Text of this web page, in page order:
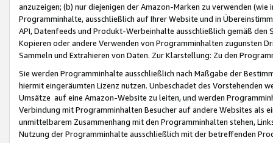
anzuzeigen; (b) nur diejenigen der Amazon-Marken zu verwenden
Programminhalte, ausschließlich auf Ihrer Website und in
API, Datenfeeds und Produkt-Werbeinhalte ausschließlich gemäß
Kopieren oder andere Verwenden von Programminhalten zugunsten
Sammeln und Extrahieren von Daten. Zur Klarstellung: Zu den
Sie werden Programminhalte ausschließlich nach Maßgabe der
hiermit eingeräumten Lizenz nutzen. Unbeschadet des Vorstehenden
Umsätze auf eine Amazon-Website zu leiten, und werden
Verbindung mit Programminhalten Besucher auf andere Websites als
unmittelbarem Zusammenhang mit den Programminhalten stehen,
Nutzung der Programminhalte ausschließlich mit der betreffenden